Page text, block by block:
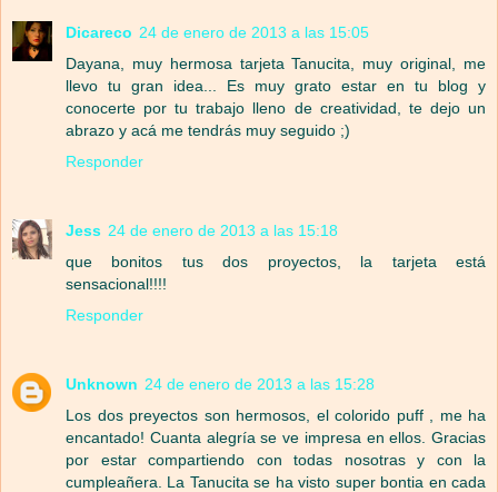
Dicareco 24 de enero de 2013 a las 15:05
Dayana, muy hermosa tarjeta Tanucita, muy original, me
llevo tu gran idea... Es muy grato estar en tu blog y
conocerte por tu trabajo lleno de creatividad, te dejo un
abrazo y acá me tendrás muy seguido ;)
Responder
Jess 24 de enero de 2013 a las 15:18
que bonitos tus dos proyectos, la tarjeta está
sensacional!!!!
Responder
Unknown 24 de enero de 2013 a las 15:28
Los dos preyectos son hermosos, el colorido puff , me ha
encantado! Cuanta alegría se ve impresa en ellos. Gracias
por estar compartiendo con todas nosotras y con la
cumpleañera. La Tanucita se ha visto super bontia en cada